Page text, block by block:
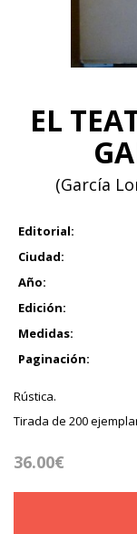
EL
(García
Editorial:
Ciudad:
Año:
Edición:
Medidas:
Paginación:
Rústica.
Tirada de 200
36.00€